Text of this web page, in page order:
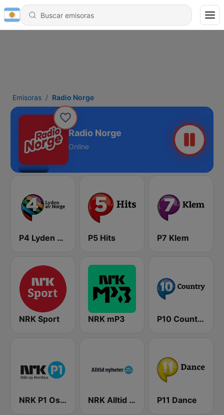
Emisoras Radio Norge
Radio Norge
Online
P4 Lyden av Norge P5 Hits P7 Klem
NRK Sport NRK mP3 P10 Country
NRK P1 Oslo og Akershus NRK Alltid Nyheter P11 Dance